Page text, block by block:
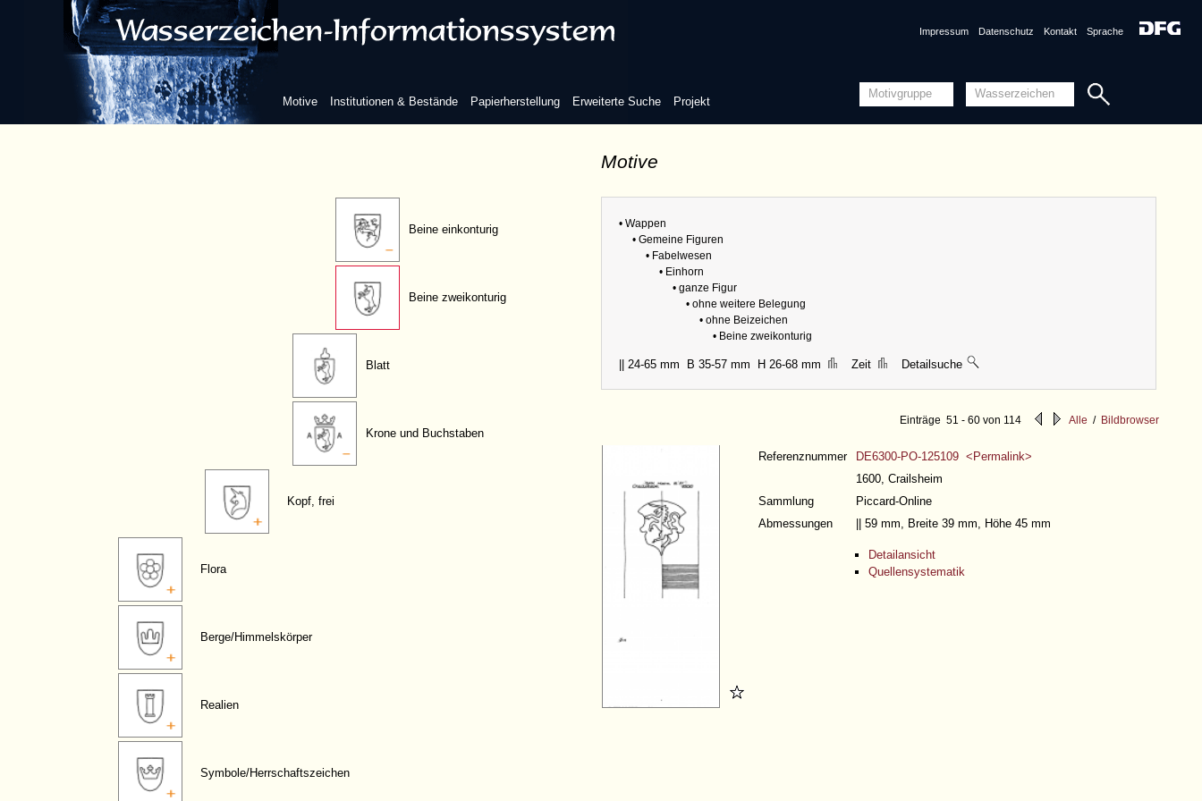
Motive Institutionen & Bestände Papierherstellung Erweiterte Suche Projekt
Impressum Datenschutz Kontakt Sprache
Motive
ganze Figur
ohne weitere Belegung
Beine einkonturig
Beine zweikonturig
Blatt
Krone und Buchstaben
Kopf, frei
Flora
Berge/Himmelskörper
Realien
Symbole/Herrschaftszeichen
• Wappen
• Gemeine Figuren
• Fabelwesen
• Einhorn
• ganze Figur
• ohne weitere Belegung
• ohne Beizeichen
• Beine zweikonturig
|| 24-65 mm B 35-57 mm H 26-68 mm Zeit Detailsuche
Einträge 51 - 60 von 114 Alle / Bildbrowser
1592, Nürnberg [erschlossen]
Referenznummer
DE6300-PO-125109 <Permalink>
1600, Crailsheim
Sammlung
Piccard-Online
Abmessungen
|| 59 mm, Breite 39 mm, Höhe 45 mm
Detailansicht
Quellensystematik